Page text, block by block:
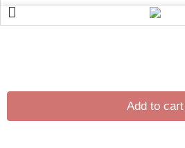
Add to cart